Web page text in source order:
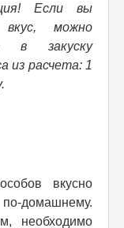
Если вы
можно
в закуску
из расчета: 1
вкусно
домашнему.
необходимо